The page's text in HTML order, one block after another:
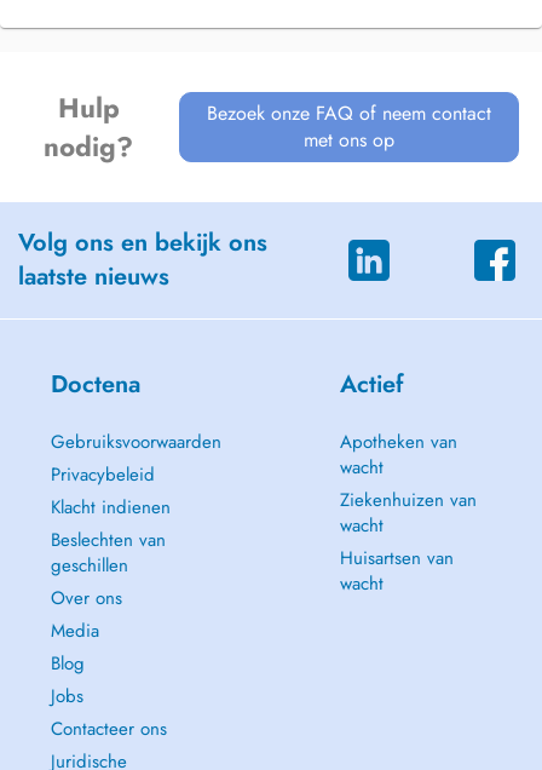
Sportmedizinische Beratung und Leistungstest (bsaev.de)
Raucherentwöhnung
Fitnessprogramm
Impfungen (auch Grippe-Impfung)
Gesundheits-Check-up
OP-Vorbereitungen
Hausärztliche Diagnostik und Therapie
Hulp
nodig?
Bezoek onze FAQ of neem contact
met ons op
Volg ons en bekijk ons
laatste nieuws
Doctena
Gebruiksvoorwaarden
Privacybeleid
Klacht indienen
Beslechten van
geschillen
Over ons
Media
Blog
Jobs
Contacteer ons
Juridische
Actief
Apotheken van
wacht
Ziekenhuizen van
wacht
Huisartsen van
wacht